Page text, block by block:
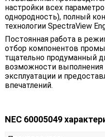
настройки всех
однородность), полный
технологии SpectraView
Постоянная работа в
отбор компонентов
тщательно продуманный
возможности
эксплуатации и
впечатлений.
NEC 60005049